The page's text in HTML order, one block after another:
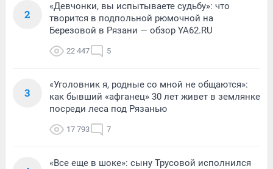
2
«Девчонки, вы испытываете судьбу»: что
творится в подпольной рюмочной на
Березовой в Рязани — обзор YA62.RU
22 447 5
3
«Уголовник я, родные со мной не общаются»:
как бывший «афганец» 30 лет живет в землянке
посреди леса под Рязанью
17 793 7
«Все еще в шоке»: сыну Трусовой исполнился